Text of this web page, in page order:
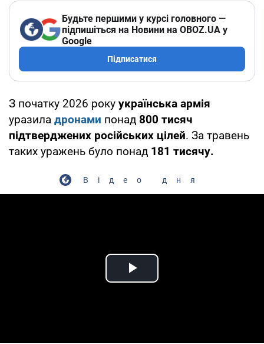
Будьте першими у курсі головного —
підпишіться на Новини на OBOZ.UA у
Google
Підписатися
З початку 2026 року українська армія
уразила дронами понад 800 тисяч
підтверджених російських цілей. За травень
таких уражень було понад 181 тисячу.
Відео дня
Play Video